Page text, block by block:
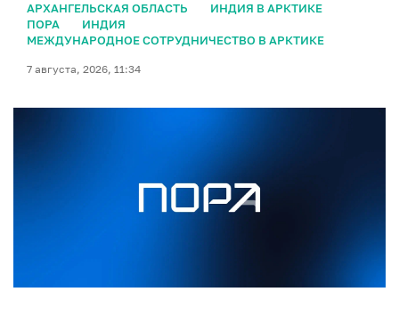
АРХАНГЕЛЬСКАЯ ОБЛАСТЬ
ИНДИЯ В АРКТИКЕ
ПОРА
ИНДИЯ
МЕЖДУНАРОДНОЕ СОТРУДНИЧЕСТВО В АРКТИКЕ
7 августа, 2026, 11:34